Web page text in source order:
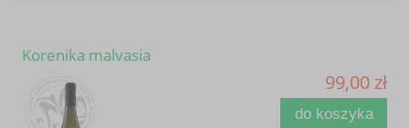
Korenika malvasia
99,00 zł
do koszyka